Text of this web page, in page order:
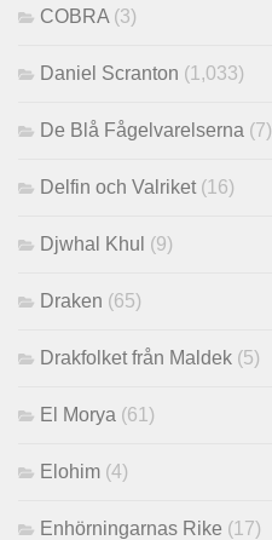
COBRA (3)
Daniel Scranton (1,033)
De Blå Fågelvarelserna (7)
Delfin och Valriket (16)
Djwhal Khul (9)
Draken (65)
Drakfolket från Maldek (5)
El Morya (61)
Elohim (4)
Enhörningarnas Rike (17)